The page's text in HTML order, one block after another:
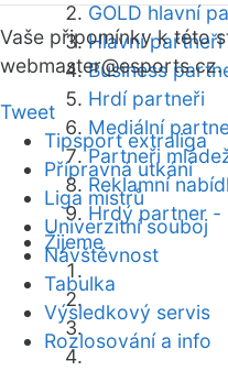
GOLD hlavní
Hlavní partneři
Business
Hrdí partneři
Mediální
Partneři
Reklamní
Hrdý partner -
Žijeme
Vaše připomínky k této
webmaster@esports.cz.
Tweet
Tipsport extraliga
Přípravná utkání
Liga mistrů
Univerzitní souboj
Návštěvnost
Tabulka
Výsledkový servis
Rozlosování a info